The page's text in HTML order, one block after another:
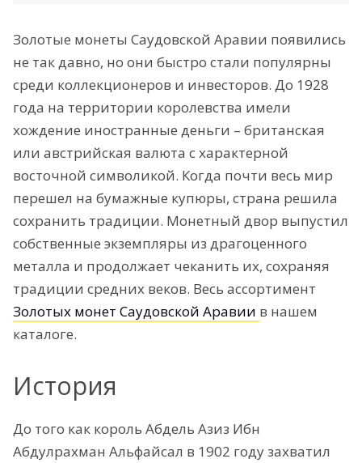
Золотые монеты Саудовской Аравии появились
не так давно, но они быстро стали популярны
среди коллекционеров и инвесторов. До 1928
года на территории королевства имели
хождение иностранные деньги – британская
или австрийская валюта с характерной
восточной символикой. Когда почти весь мир
перешел на бумажные купюры, страна решила
сохранить традиции. Монетный двор выпустил
собственные экземпляры из драгоценного
металла и продолжает чеканить их, сохраняя
традиции средних веков. Весь ассортимент
Золотых монет Саудовской Аравии в нашем
каталоге.
История
До того как король Абдель Азиз Ибн
Абдулрахман Альфайсал в 1902 году захватил